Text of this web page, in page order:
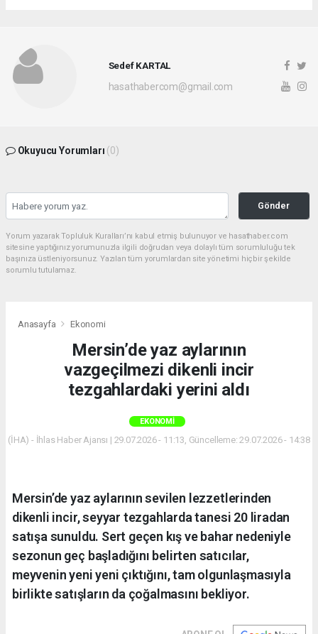
Sedef KARTAL
hasathabercom@gmail.com
Okuyucu Yorumları (0)
Gönder
Yorum yazarak Topluluk Kuralları’nı kabul etmiş bulunuyor ve hasathaber.com
sitesine yaptığınız yorumunuzla ilgili doğrudan veya dolaylı tüm sorumluluğu tek
başınıza üstleniyorsunuz. Yazılan tüm yorumlardan site yönetimi hiçbir şekilde
sorumlu tutulamaz.
Anasayfa Ekonomi
Mersin’de yaz aylarının
vazgeçilmezi dikenli incir
tezgahlardaki yerini aldı
EKONOMI
(İHA) - İhlas Haber Ajansı | 29.07.2026 - 11:13, Güncelleme: 29.07.2026 - 14:38
Mersin’de yaz aylarının sevilen lezzetlerinden
dikenli incir, seyyar tezgahlarda tanesi 20 liradan
satışa sunuldu. Sert geçen kış ve bahar nedeniyle
sezonun geç başladığını belirten satıcılar,
meyvenin yeni yeni çıktığını, tam olgunlaşmasıyla
birlikte satışların da çoğalmasını bekliyor.